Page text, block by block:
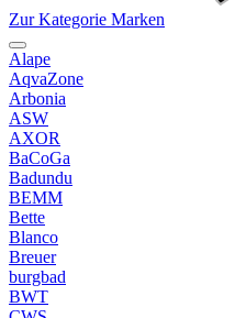
Zur Kategorie Marken
Alape
AqvaZone
Arbonia
ASW
AXOR
BaCoGa
Badundu
BEMM
Bette
Blanco
Breuer
burgbad
BWT